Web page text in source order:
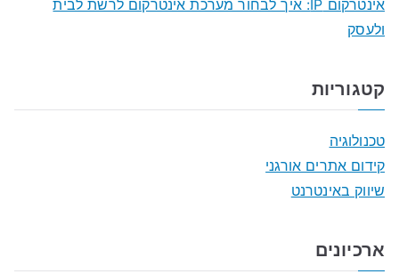
אינטרקום IP: איך לבחור מערכת אינטרקום לרשת לבית
ולעסק
קטגוריות
טכנולוגיה
קידום אתרים אורגני
שיווק באינטרנט
ארכיונים